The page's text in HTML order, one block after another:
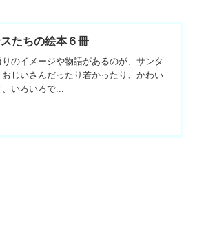
たちの絵本６冊
のイメージや物語があるのが、サンタ
じいさんだったり若かったり、かわい
いろいろで...